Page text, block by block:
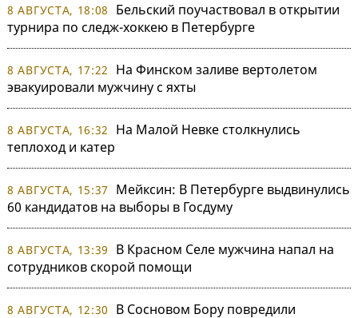
8 АВГУСТА, 18:08
Бельский поучаствовал в открытии
турнира по следж-хоккею в Петербурге
8 АВГУСТА, 17:22
На Финском заливе вертолетом
эвакуировали мужчину с яхты
8 АВГУСТА, 16:32
На Малой Невке столкнулись
теплоход и катер
8 АВГУСТА, 15:37
Мейксин: В Петербурге выдвинулись
60 кандидатов на выборы в Госдуму
8 АВГУСТА, 13:39
В Красном Селе мужчина напал на
сотрудников скорой помощи
8 АВГУСТА, 12:30 В Сосновом Бору повредили